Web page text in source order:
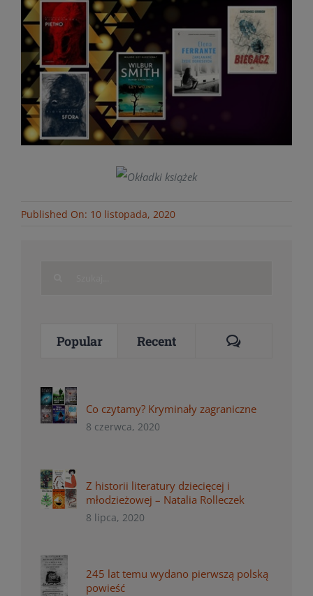
Published On: 10 listopada, 2020
Popular Recent Comments
Co czytamy? Kryminały zagraniczne
8 czerwca, 2020
Z historii literatury dziecięcej i
młodzieżowej – Natalia Rolleczek
8 lipca, 2020
245 lat temu wydano pierwszą polską
powieść